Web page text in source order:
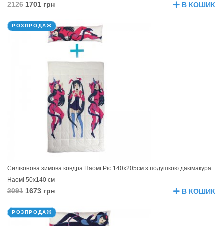
2126 1701 грн В КОШИК
РОЗПРОДАЖ
Силіконова зимова ковдра Наомі Ріо 140х205см з подушкою дакімакура
Наомі 50х140 см
2091 1673 грн В КОШИК
РОЗПРОДАЖ